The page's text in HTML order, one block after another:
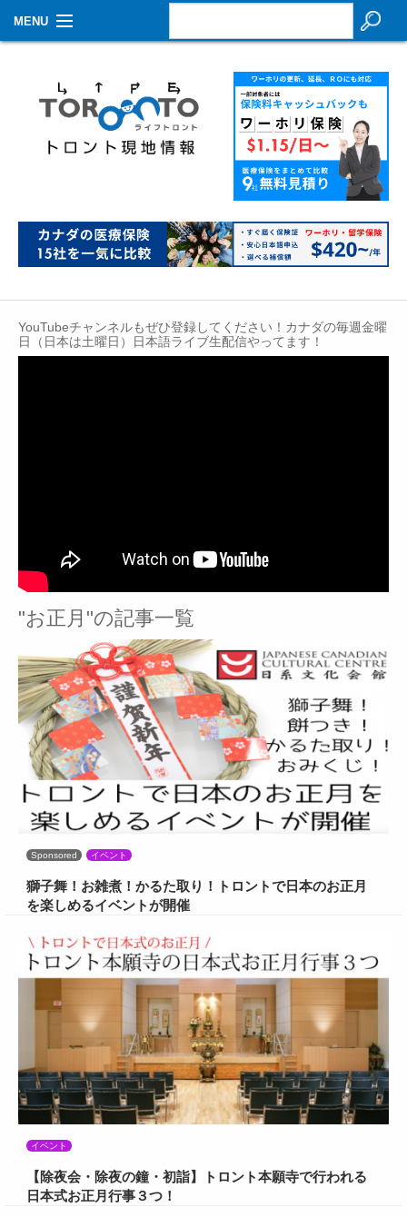
MENU
生活情報
その他
イベントカレンダー
About Us
YouTubeチャンネルもぜひ登録してください！カナダの毎週金曜
日（日本は土曜日）日本語ライブ生配信やってます！
"お正月"の記事一覧
Sponsored イベント
獅子舞！お雑煮！かるた取り！トロントで日本のお正月
を楽しめるイベントが開催
イベント
【除夜会・除夜の鐘・初詣】トロント本願寺で行われる
日本式お正月行事３つ！